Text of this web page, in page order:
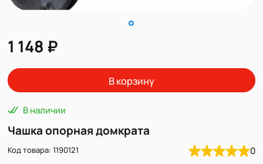
1 148 ₽
В корзину
В наличии
Чашка опорная домкрата
Код товара: 1190121 0